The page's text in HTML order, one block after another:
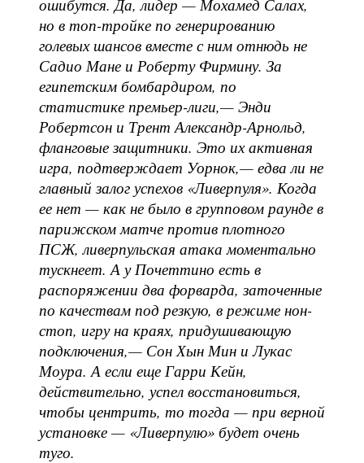
ошибутся. Да, лидер — Мохамед Салах,
но в топ-тройке по генерированию
голевых шансов вместе с ним отнюдь не
Садио Мане и Роберту Фирмину. За
египетским бомбардиром, по
статистике премьер-лиги,— Энди
Робертсон и Трент Александр-Арнольд,
фланговые защитники. Это их активная
игра, подтверждает Уорнок,— едва ли не
главный залог успехов «Ливерпуля». Когда
ее нет — как не было в групповом раунде в
парижском матче против плотного
ПСЖ, ливерпульская атака моментально
тускнеет. А у Почеттино есть в
распоряжении два форварда, заточенные
по качествам под резкую, в режиме нон-
стоп, игру на краях, придушивающую
подключения,— Сон Хын Мин и Лукас
Моура. А если еще Гарри Кейн,
действительно, успел восстановиться,
чтобы центрить, то тогда — при верной
установке — «Ливерпулю» будет очень
туго.